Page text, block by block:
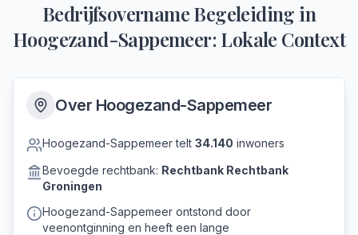
Bedrijfsovername Begeleiding in
Hoogezand-Sappemeer: Lokale Context
Over Hoogezand-Sappemeer
Hoogezand-Sappemeertelt 34.140 inwoners
Bevoegde rechtbank: Rechtbank Rechtbank
Groningen
Hoogezand-Sappemeer ontstond door
veenontginning en heeft een lange